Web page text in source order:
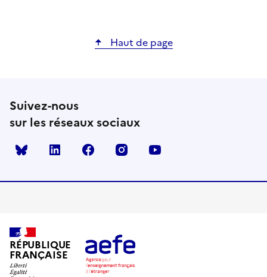
Haut de page
Suivez-nous
sur les réseaux sociaux
Bluesky linkedin facebook instagram
RÉPUBLIQUE
FRANÇAISE